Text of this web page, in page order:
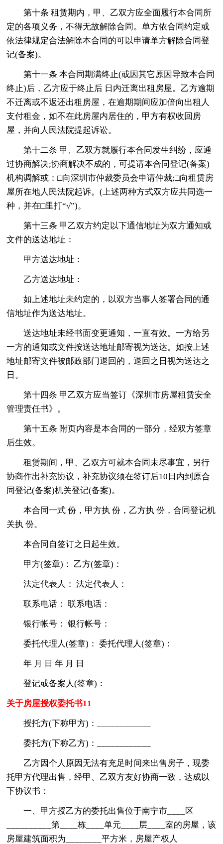
第十条 租赁期内，甲、乙双方应全面履行本合同所
定的各项义务，不得无故解除合同。单方依合同约定或
依法律规定合法解除本合同的可以申请单方解除合同登
记(备案)。
第十一条 本合同期满终止(或因其它原因导致本合同
终止)后，乙方应于终止后 日内迁离出租房屋。乙方逾期
不迁离或不返还出租房屋，在逾期期间应加倍向出租人
支付租金，如不在此房屋内居住的，甲方有权收回房
屋，并向人民法院提起诉讼。
第十二条 甲、乙双方就履行本合同发生纠纷，应通
过协商解决;协商解决不成的，可提请本合同登记(备案)
机构调解或：□向深圳市仲裁委员会申请仲裁;□向租赁房
屋所在地人民法院起诉。(上述两种方式双方应共同选一
种，并在□里打“√”)。
第十三条 甲乙双方约定以下通信地址为双方通知或
文件的送达地址：
甲方送达地址：
乙方送达地址：
如上述地址未约定的，以双方当事人签署合同的通
信地址作为送达地址。
送达地址未经书面变更通知，一直有效。一方给另
一方的通知或文件按送达地址邮寄视为送达。如按上述
地址邮寄文件被邮政部门退回的，退回之日视为送达之
日。
第十四条 甲乙双方应当签订《深圳市房屋租赁安全
管理责任书》。
第十五条 附页内容是本合同的一部分，经双方签章
后生效。
租赁期间，甲、乙双方可就本合同未尽事宜，另行
协商作出补充协议，补充协议须在签订后10日内到原合
同登记(备案)机关登记(备案)。
本合同一式 份，甲方执 份，乙方执 份，合同登记机
关执 份。
本合同自签订之日起生效。
甲方(签章)： 乙方(签章)：
法定代表人： 法定代表人：
联系电话： 联系电话：
银行帐号： 银行帐号：
委托代理人(签章)： 委托代理人(签章)：
年 月 日 年 月 日
登记或备案人(签章)：
关于房屋授权委托书11
授托方(下称甲方)：____________
委托方(下称乙方)：____________
乙方因个人原因无法有充足时间来出售房子，现委
托甲方代理出售，经甲、乙双方友好协商一致，达成以
下协议书：
一、甲方授乙方的委托出售位于南宁市____区
__________第____栋____单元____层____室的房屋，该
房屋建筑面积为________平方米，房屋产权人